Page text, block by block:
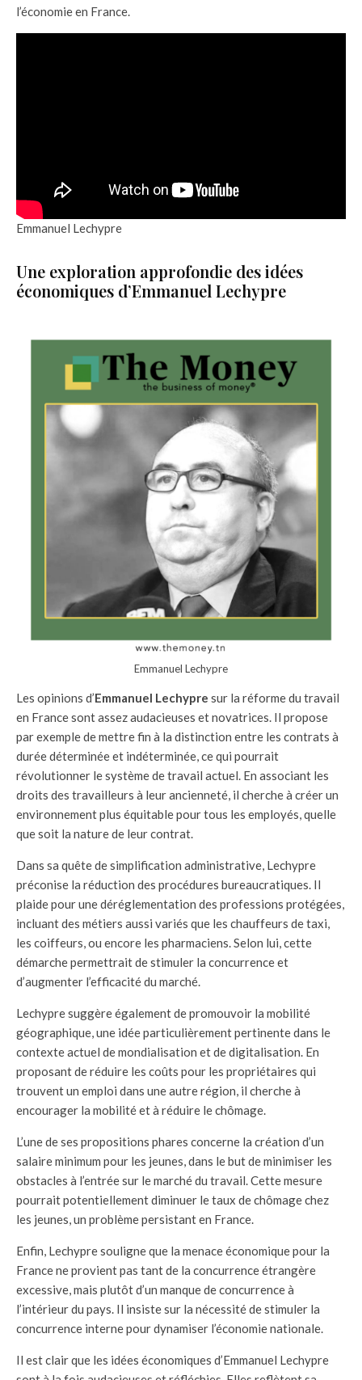
l’économie en France.
Emmanuel Lechypre
Une exploration approfondie des idées
économiques d’Emmanuel Lechypre
Emmanuel Lechypre
Les opinions d’Emmanuel Lechypre sur la réforme du travail
en France sont assez audacieuses et novatrices. Il propose
par exemple de mettre fin à la distinction entre les contrats à
durée déterminée et indéterminée, ce qui pourrait
révolutionner le système de travail actuel. En associant les
droits des travailleurs à leur ancienneté, il cherche à créer un
environnement plus équitable pour tous les employés, quelle
que soit la nature de leur contrat.
Dans sa quête de simplification administrative, Lechypre
préconise la réduction des procédures bureaucratiques. Il
plaide pour une déréglementation des professions protégées,
incluant des métiers aussi variés que les chauffeurs de taxi,
les coiffeurs, ou encore les pharmaciens. Selon lui, cette
démarche permettrait de stimuler la concurrence et
d’augmenter l’efficacité du marché.
Lechypre suggère également de promouvoir la mobilité
géographique, une idée particulièrement pertinente dans le
contexte actuel de mondialisation et de digitalisation. En
proposant de réduire les coûts pour les propriétaires qui
trouvent un emploi dans une autre région, il cherche à
encourager la mobilité et à réduire le chômage.
L’une de ses propositions phares concerne la création d’un
salaire minimum pour les jeunes, dans le but de minimiser les
obstacles à l’entrée sur le marché du travail. Cette mesure
pourrait potentiellement diminuer le taux de chômage chez
les jeunes, un problème persistant en France.
Enfin, Lechypre souligne que la menace économique pour la
France ne provient pas tant de la concurrence étrangère
excessive, mais plutôt d’un manque de concurrence à
l’intérieur du pays. Il insiste sur la nécessité de stimuler la
concurrence interne pour dynamiser l’économie nationale.
Il est clair que les idées économiques d’Emmanuel Lechypre